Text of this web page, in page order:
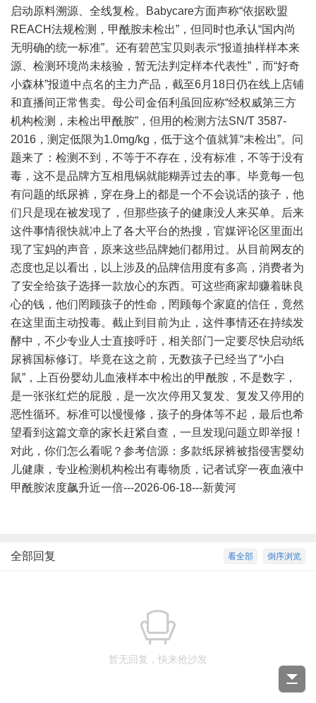
启动原料溯源、全线复检。Babycare方面声称“依据欧盟
REACH法规检测，甲酰胺未检出”，但同时也承认“国内尚
无明确的统一标准”。还有碧芭宝贝则表示“报道抽样样本来
源、检测环境尚未核验，暂无法判定样本代表性”，而“好奇
小森林”报道中点名的主力产品，截至6月18日仍在线上店铺
和直播间正常售卖。母公司金佰利虽回应称“经权威第三方
机构检测，未检出甲酰胺”，但用的检测方法SN/T 3587-
2016，测定低限为1.0mg/kg，低于这个值就算“未检出”。问
题来了：检测不到，不等于不存在，没有标准，不等于没有
毒，这不是品牌方互相甩锅就能糊弄过去的事。毕竟每一包
有问题的纸尿裤，穿在身上的都是一个不会说话的孩子，他
们只是现在被发现了，但那些孩子的健康没人来买单。后来
这件事情很快就冲上了各大平台的热搜，官媒评论区里面出
现了宝妈的声音，原来这些品牌她们都用过。从目前网友的
态度也足以看出，以上涉及的品牌信用度有多高，消费者为
了安全给孩子选择一款放心的东西。可这些商家却赚着昧良
心的钱，他们罔顾孩子的性命，罔顾每个家庭的信任，竟然
在这里面主动投毒。截止到目前为止，这件事情还在持续发
酵中，不少专业人士直接呼吁，相关部门一定要尽快启动纸
尿裤国标修订。毕竟在这之前，无数孩子已经当了“小白
鼠”，上百份婴幼儿血液样本中检出的甲酰胺，不是数字，
是一张张红烂的屁股，是一次次停用又复发、复发又停用的
恶性循环。标准可以慢慢修，孩子的身体等不起，最后也希
望看到这篇文章的家长赶紧自查，一旦发现问题立即举报！
对此，你们怎么看呢？参考信源：多款纸尿裤被指侵害婴幼
儿健康，专业检测机构检出有毒物质，记者试穿一夜血液中
甲酰胺浓度飙升近一倍---2026-06-18---新黄河
倒序浏览
看全部
全部回复
暂无回复，快来抢沙发